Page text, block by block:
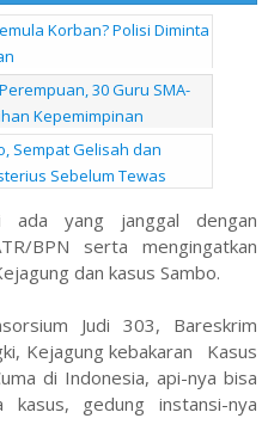
Korban? Polisi Diminta
30 Guru SMA-
Kepemimpinan
Sempat Gelisah dan
Sebelum Tewas
ada yang janggal dengan
BPN serta mengingatkan
dan kasus Sambo.
Judi 303, Bareskrim
Kejagung kebakaran Kasus
di Indonesia, api-nya bisa
gedung instansi-nya